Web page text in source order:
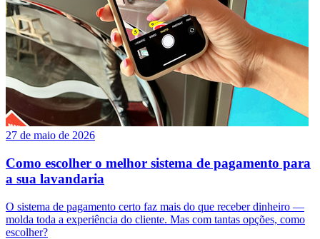
27 de maio de 2026
Como escolher o melhor sistema de pagamento para
a sua lavandaria
O sistema de pagamento certo faz mais do que receber dinheiro —
molda toda a experiência do cliente. Mas com tantas opções, como
escolher?